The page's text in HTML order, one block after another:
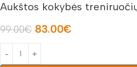
Aukštos kokybės
99.00€ 83.00€